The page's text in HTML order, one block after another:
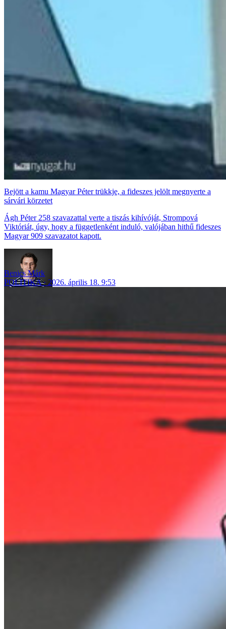
Bejött a kamu Magyar Péter trükkje, a fideszes jelölt megnyerte a
sárvári körzetet
Ágh Péter 258 szavazattal verte a tiszás kihívóját, Strompová
Viktóriát, úgy, hogy a függetlenként induló, valójában hithű fideszes
Magyar 909 szavazatot kapott.
Benics Márk
POLITIKA
2026. április 18. 9:53